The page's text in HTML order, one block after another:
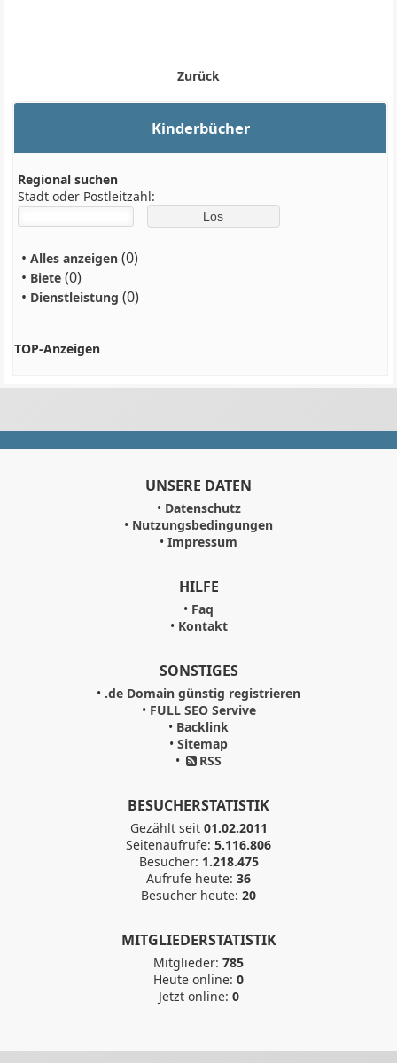
Zurück
Kinderbücher
Regional suchen
Stadt oder Postleitzahl:
• Alles anzeigen(0)
• Biete(0)
• Dienstleistung (0)
TOP-Anzeigen
UNSERE DATEN
• Datenschutz
• Nutzungsbedingungen
• Impressum
HILFE
• Faq
• Kontakt
SONSTIGES
• .de Domain günstig registrieren
• FULL SEO Servive
• Backlink
• Sitemap
•
RSS
BESUCHERSTATISTIK
Gezählt seit 01.02.2011
Seitenaufrufe: 5.116.806
Besucher: 1.218.475
Aufrufe heute: 36
Besucher heute: 20
MITGLIEDERSTATISTIK
Mitglieder: 785
Heute online: 0
Jetzt online: 0